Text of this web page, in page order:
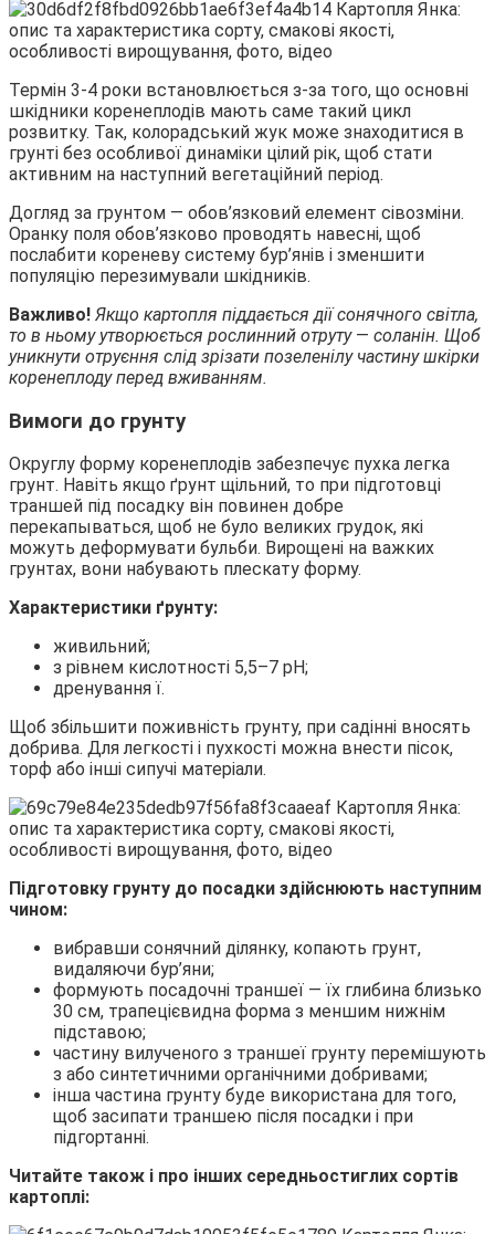
Термін 3-4 роки встановлюється з-за того, що основні
шкідники коренеплодів мають саме такий цикл
розвитку. Так, колорадський жук може знаходитися в
грунті без особливої динаміки цілий рік, щоб стати
активним на наступний вегетаційний період.
Догляд за грунтом — обов’язковий елемент сівозміни.
Оранку поля обов’язково проводять навесні, щоб
послабити кореневу систему бур’янів і зменшити
популяцію перезимували шкідників.
Важливо! Якщо картопля піддається дії сонячного світла,
то в ньому утворюється рослинний отруту — соланін. Щоб
уникнути отруєння слід зрізати позеленілу частину шкірки
коренеплоду перед вживанням.
Вимоги до грунту
Округлу форму коренеплодів забезпечує пухка легка
грунт. Навіть якщо ґрунт щільний, то при підготовці
траншей під посадку він повинен добре
перекапываться, щоб не було великих грудок, які
можуть деформувати бульби. Вирощені на важких
грунтах, вони набувають плескату форму.
Характеристики ґрунту:
живильний;
з рівнем кислотності 5,5–7 pH;
дренування ї.
Щоб збільшити поживність грунту, при садінні вносять
добрива. Для легкості і пухкості можна внести пісок,
торф або інші сипучі матеріали.
Підготовку грунту до посадки здійснюють наступним
чином:
вибравши сонячний ділянку, копають грунт,
видаляючи бур’яни;
формують посадочні траншеї — їх глибина близько
30 см, трапецієвидна форма з меншим нижнім
підставою;
частину вилученого з траншеї грунту перемішують
з або синтетичними органічними добривами;
інша частина грунту буде використана для того,
щоб засипати траншею після посадки і при
підгортанні.
Читайте також і про інших середньостиглих сортів
картоплі: